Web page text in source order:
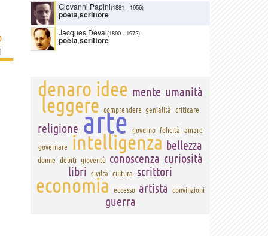
]
Giovanni Papini(1881 - 1956)
poeta,scrittore
Jacques Deval(1890 - 1972)
poeta,scrittore
denaro idee mente umanità
leggere comprendere genialità criticare
religione arte governo felicità amare
governare
intelligenza bellezza
donne debiti gioventù conoscenza curiosità
libri civiltà cultura scrittori
economia eccesso artista convinzioni
guerra